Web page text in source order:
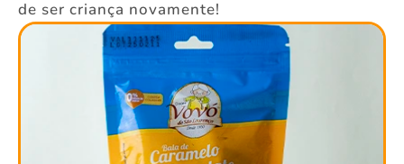
de ser criança novamente!